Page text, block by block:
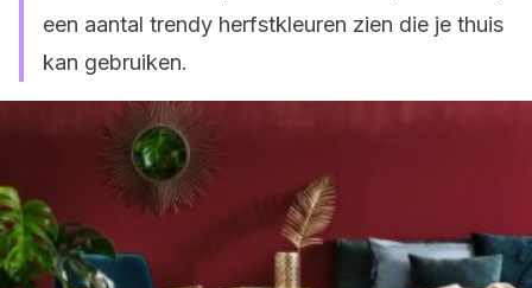
een aantal trendy herfstkleuren zien die je thuis
kan gebruiken.